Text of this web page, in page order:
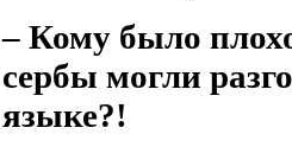
– Кому было
сербы могли
языке?!